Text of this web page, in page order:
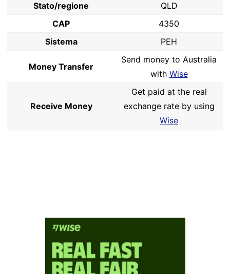
Stato/regione
QLD
CAP
4350
Sistema
PEH
Money Transfer
Send money to Australia
with Wise
Receive Money
Get paid at the real
exchange rate by using
Wise